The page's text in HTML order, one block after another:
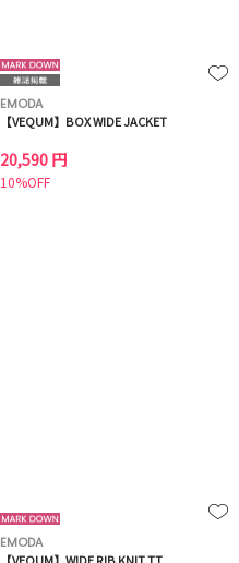
EMODA
【VEQUM】BOX WIDE JACKET
20,590 円
10%OFF
EMODA